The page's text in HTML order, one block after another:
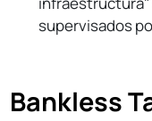
supervisados
Bankless